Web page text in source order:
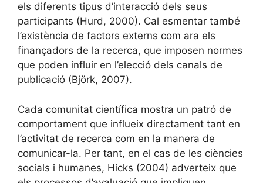
els diferents tipus d’interacció dels seus
participants (Hurd, 2000). Cal esmentar també
l’existència de factors externs com ara els
finançadors de la recerca, que imposen normes
que poden influir en l’elecció dels canals de
publicació (Björk, 2007).
Cada comunitat científica mostra un patró de
comportament que influeix directament tant en
l’activitat de recerca com en la manera de
comunicar-la. Per tant, en el cas de les ciències
socials i humanes, Hicks (2004) adverteix que